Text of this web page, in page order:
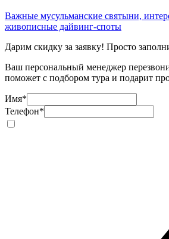
Важные мусульманские святыни,
живописные дайвинг-споты
Дарим скидку за заявку! Просто
Ваш персональный менеджер
поможет с подбором тура и подарит
Имя*
Телефон*